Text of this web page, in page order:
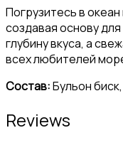
Погрузитесь в
создавая основу
глубину вкуса, а
всех любителей
Состав:Бульон
Reviews